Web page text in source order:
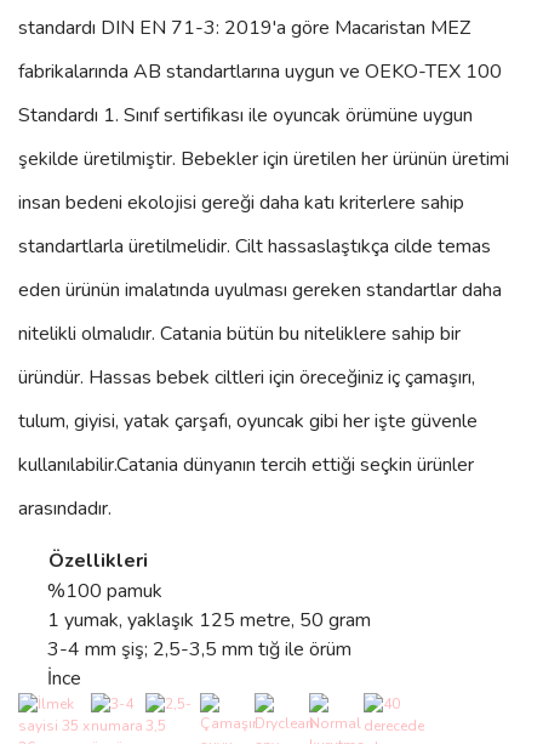
standardı DIN EN 71-3: 2019'a göre Macaristan MEZ
fabrikalarında AB standartlarına uygun ve OEKO-TEX 100
Standardı 1. Sınıf sertifikası ile oyuncak örümüne uygun
şekilde üretilmiştir. Bebekler için üretilen her ürünün üretimi
insan bedeni ekolojisi gereği daha katı kriterlere sahip
standartlarla üretilmelidir. Cilt hassaslaştıkça cilde temas
eden ürünün imalatında uyulması gereken standartlar daha
nitelikli olmalıdır. Catania bütün bu niteliklere sahip bir
üründür. Hassas bebek ciltleri için öreceğiniz iç çamaşırı,
tulum, giyisi, yatak çarşafı, oyuncak gibi her işte güvenle
kullanılabilir.Catania dünyanın tercih ettiği seçkin ürünler
arasındadır.
Özellikleri
%100 pamuk
1 yumak, yaklaşık 125 metre, 50 gram
3-4 mm şiş; 2,5-3,5 mm tığ ile örüm
İnce